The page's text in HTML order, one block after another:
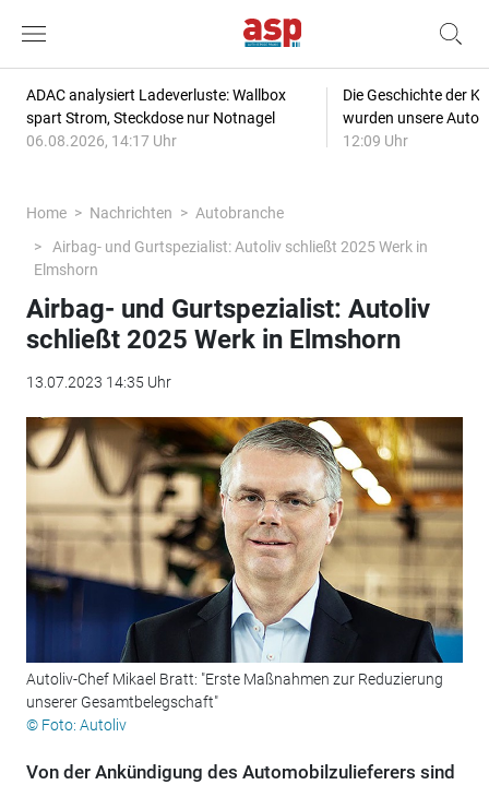
ADAC analysiert Ladeverluste: Wallbox
spart Strom, Steckdose nur Notnagel
06.08.2026, 14:17 Uhr
Die Geschichte der
wurden unsere
12:09 Uhr
Home Nachrichten
Autobranche
Airbag- und Gurtspezialist: Autoliv schließt 2025 Werk in
Elmshorn
Airbag- und Gurtspezialist: Autoliv
schließt 2025 Werk in Elmshorn
13.07.2023 14:35 Uhr
Autoliv-Chef Mikael Bratt: "Erste Maßnahmen zur Reduzierung
unserer Gesamtbelegschaft"
© Foto: Autoliv
Von der Ankündigung des Automobilzulieferers sind